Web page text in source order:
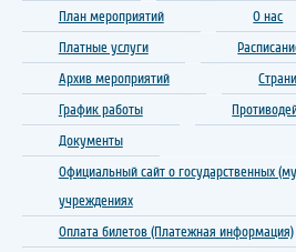
План мероприятий
О нас
Платные услуги
Архив мероприятий
График работы
Документы
Официальный сайт о государственных
учреждениях
Оплата билетов (Платежная информация)